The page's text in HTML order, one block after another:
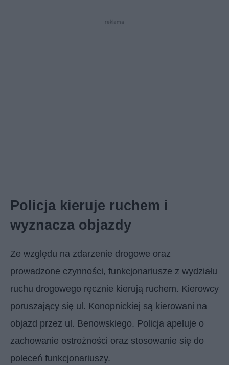
reklama
Policja kieruje ruchem i
wyznacza objazdy
Ze względu na zdarzenie drogowe oraz
prowadzone czynności, funkcjonariusze z wydziału
ruchu drogowego ręcznie kierują ruchem. Kierowcy
poruszający się ul. Konopnickiej są kierowani na
objazd przez ul. Benowskiego. Policja apeluje o
zachowanie ostrożności oraz stosowanie się do
poleceń funkcjonariuszy.